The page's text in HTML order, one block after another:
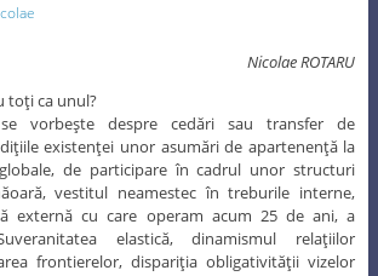
Nicolae ROTARU
toţi ca unul?
vorbeşte despre cedări sau transfer de
existenţei unor asumări de apartenenţă la
de participare în cadrul unor structuri
vestitul neamestec în treburile interne,
externă cu care operam acum 25 de ani, a
elastică, dinamismul relaţiilor
frontierelor, dispariţia obligativităţii vizelor